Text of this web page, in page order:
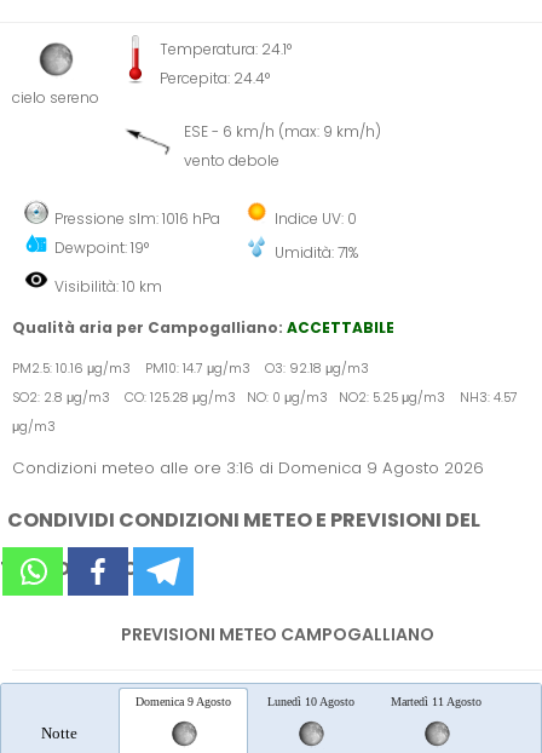
cielo sereno
Temperatura: 24.1°
Percepita: 24.4°
ESE - 6 km/h (max: 9 km/h)
vento debole
Pressione slm: 1016 hPa
Dewpoint: 19°
Indice UV: 0
Umidità: 71%
Visibilità: 10 km
Qualità aria per Campogalliano: ACCETTABILE
PM2.5: 10.16 μg/m3 PM10: 14.7 μg/m3 O3: 92.18 μg/m3
SO2: 2.8 μg/m3 CO: 125.28 μg/m3 NO: 0 μg/m3 NO2: 5.25 μg/m3 NH3: 4.57
μg/m3
Condizioni meteo alle ore 3:16 di Domenica 9 Agosto 2026
CONDIVIDI CONDIZIONI METEO E PREVISIONI DEL
TEMPO SUI SOCIAL
PREVISIONI METEO CAMPOGALLIANO
Notte
Domenica 9 Agosto Lunedì 10 Agosto Martedì 11 Agosto